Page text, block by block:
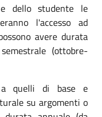
dello studente le
l'accesso ad
avere durata
(ottobre-
a quelli di base e
su argomenti o